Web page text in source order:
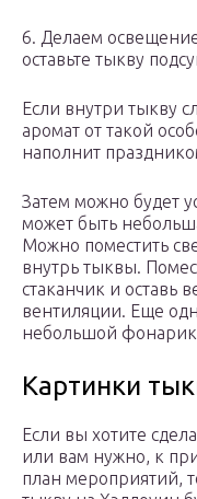
6. Делаем
оставьте тыкву
Если внутри тыкву
аромат от такой
наполнит
Затем можно будет
может быть
Можно поместить
внутрь тыквы.
стаканчик и оставь
вентиляции. Еще
небольшой
Картинки
Если вы хотите
или вам нужно, к
план мероприятий,